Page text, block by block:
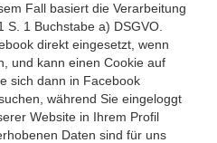
Fall basiert die Verarbeitung
S. 1 Buchstabe a) DSGVO.
direkt eingesetzt, wenn
und kann einen Cookie auf
sich dann in Facebook
während Sie eingeloggt
Website in Ihrem Profil
Daten sind für uns